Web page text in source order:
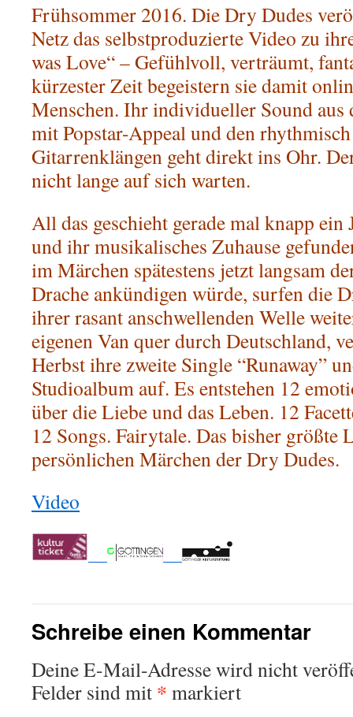
Frühsommer 2016. Die Dry Dudes
Netz das selbstproduzierte Video zu
was Love“ – Gefühlvoll, verträumt,
kürzester Zeit begeistern sie damit
Menschen. Ihr individueller Sound aus
mit Popstar-Appeal und den
Gitarrenklängen geht direkt ins Ohr.
nicht lange auf sich warten.
All das geschieht gerade mal knapp ein
und ihr musikalisches Zuhause
im Märchen spätestens jetzt langsam
Drache ankündigen würde, surfen die
ihrer rasant anschwellenden Welle
eigenen Van quer durch Deutschland,
Herbst ihre zweite Single “Runaway”
Studioalbum auf. Es entstehen 12
über die Liebe und das Leben. 12
12 Songs. Fairytale. Das bisher größte
persönlichen Märchen der Dry Dudes.
Video
Schreibe einen Kommentar
Deine E-Mail-Adresse wird nicht
Felder sind mit * markiert